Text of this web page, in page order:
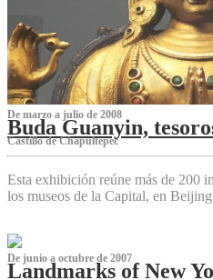
De marzo a julio de 2008
Buda Guanyin,
Castillo de Chapultepec
Esta exhibición reúne más de 200
los museos de la Capital, en
De junio a octubre de 2007
Landmarks of New